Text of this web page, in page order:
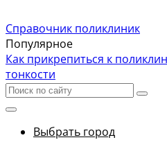
Справочник поликлиник
Популярное
Как прикрепиться к
тонкости
Выбрать город